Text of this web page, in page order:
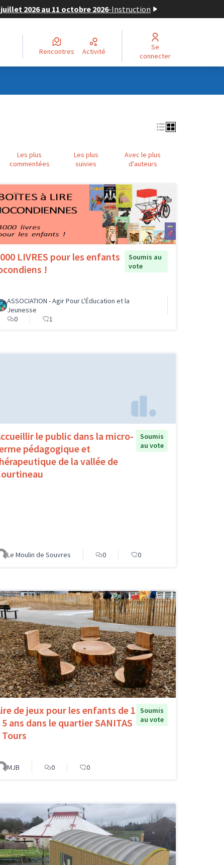
2026 au 11 octobre 2026-Instruction
Rencontres Activité
Se
connecter
Les plus
commentées
Les plus
suivies
Avec le plus
d'auteurs
LIVRES pour les enfants
!
Soumis au
vote
ASSOCIATION - Agir Pour L'Éducation et la
Jeunesse
0
1
le public dans la micro-
pédagogique et
de la vallée de
Soumis
au vote
Le Moulin de Souvres 0 0
de jeux pour les enfants de 1
5 ans dans le quartier SANITAS
Tours
Soumis
au vote
MJB 0 0